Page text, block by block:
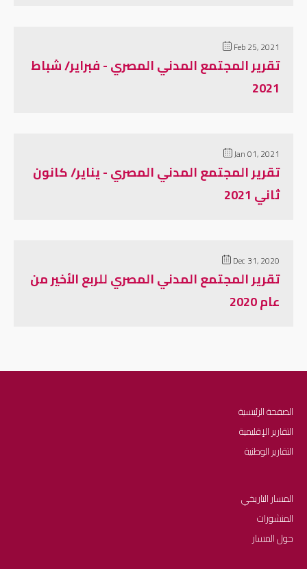
Feb 25, 2021
تقرير المجتمع المدني المصري - فبراير/ شباط
2021
Jan 01, 2021
تقرير المجتمع المدني المصري - يناير/ كانون
ثاني 2021
Dec 31, 2020
تقرير المجتمع المدني المصري للربع الأخير من
عام 2020
الصفحة الرئيسية
التقارير الإقليمية
التقارير الوطنية
المسار التاريخي
المنشورات
حول المسار